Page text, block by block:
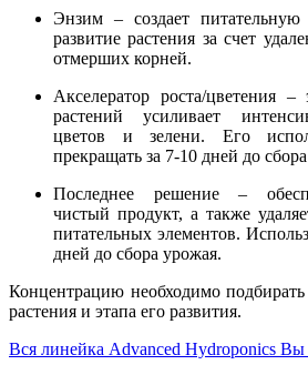
Энзим – создает питательную
развитие растения за счет
отмерших корней.
Акселератор роста/цветения –
растений усиливает
цветов и зелени. Его
прекращать за 7-10 дней до
Последнее решение –
чистый продукт, а также
питательных элементов.
дней до сбора урожая.
Концентрацию необходимо
растения и этапа его развития.
Вся линейка Advanced Hydroponics Вы